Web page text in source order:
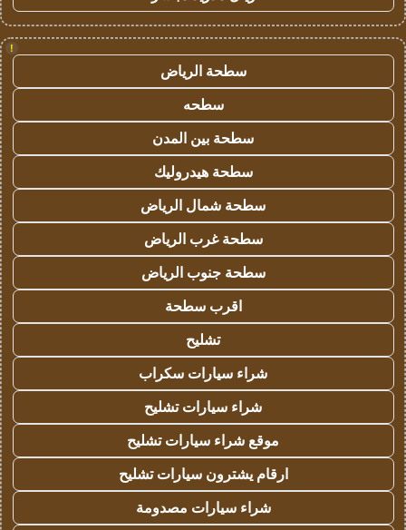
!
سطحة الرياض
سطحه
سطحة بين المدن
سطحة هيدروليك
سطحة شمال الرياض
سطحة غرب الرياض
سطحة جنوب الرياض
اقرب سطحة
تشليح
شراء سيارات سكراب
شراء سيارات تشليح
موقع شراء سيارات تشليح
ارقام يشترون سيارات تشليح
شراء سيارات مصدومة